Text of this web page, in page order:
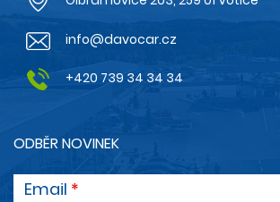
info@davocar.cz
+420 739 34 34 34
ODBĚR NOVINEK
Email